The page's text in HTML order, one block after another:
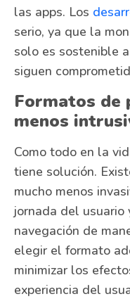
las apps. Los
serio, ya que la
solo es sostenible
siguen
Formatos de
menos
Como todo en la
tiene solución.
mucho menos
jornada del usuario
navegación de
elegir el formato
minimizar los
experiencia del